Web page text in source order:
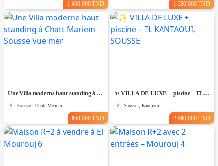
1.600.000 TND 1.350.000 TND
Une Villa moderne haut standing à Chatt Mariem Sousse Vue mer
Sousse , Chatt Meriem
850.000 TND
​✨ VILLA DE LUXE + piscine – EL KANTAOUI, SOUSSE
Sousse , Kantaoui
2.900.000 TND